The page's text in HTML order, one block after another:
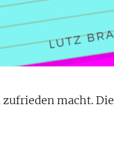
macht. Die